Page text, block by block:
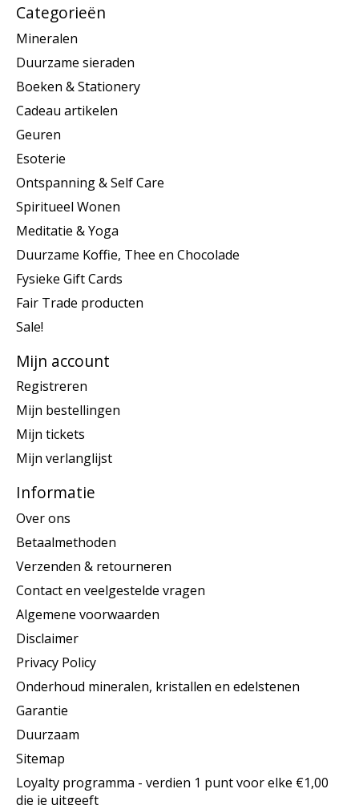
Categorieën
Mineralen
Duurzame sieraden
Boeken & Stationery
Cadeau artikelen
Geuren
Esoterie
Ontspanning & Self Care
Spiritueel Wonen
Meditatie & Yoga
Duurzame Koffie, Thee en Chocolade
Fysieke Gift Cards
Fair Trade producten
Sale!
Mijn account
Registreren
Mijn bestellingen
Mijn tickets
Mijn verlanglijst
Informatie
Over ons
Betaalmethoden
Verzenden & retourneren
Contact en veelgestelde vragen
Algemene voorwaarden
Disclaimer
Privacy Policy
Onderhoud mineralen, kristallen en edelstenen
Garantie
Duurzaam
Sitemap
Loyalty programma - verdien 1 punt voor elke €1,00
die je uitgeeft